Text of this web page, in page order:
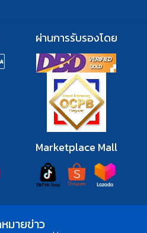
ผ่านการรับรองโดย
Marketplace Mall
มายข่าว